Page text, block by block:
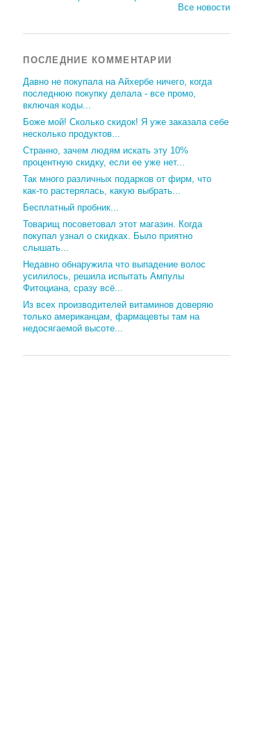
Все новости
ПОСЛЕДНИЕ КОММЕНТАРИИ
Давно не покупала на Айхербе ничего, когда
последнюю покупку делала - все промо,
включая коды...
Боже мой! Сколько скидок! Я уже заказала себе
несколько продуктов...
Странно, зачем людям искать эту 10%
процентную скидку, если ее уже нет...
Так много различных подарков от фирм, что
как-то растерялась, какую выбрать...
Бесплатный пробник...
Товарищ посоветовал этот магазин. Когда
покупал узнал о скидках. Было приятно
слышать...
Недавно обнаружила что выпадение волос
усилилось, решила испытать Ампулы
Фитоциана, сразу всё...
Из всех производителей витаминов доверяю
только американцам, фармацевты там на
недосягаемой высоте...